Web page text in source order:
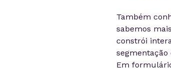
Também
sabemos
constrói
segmentação
Em